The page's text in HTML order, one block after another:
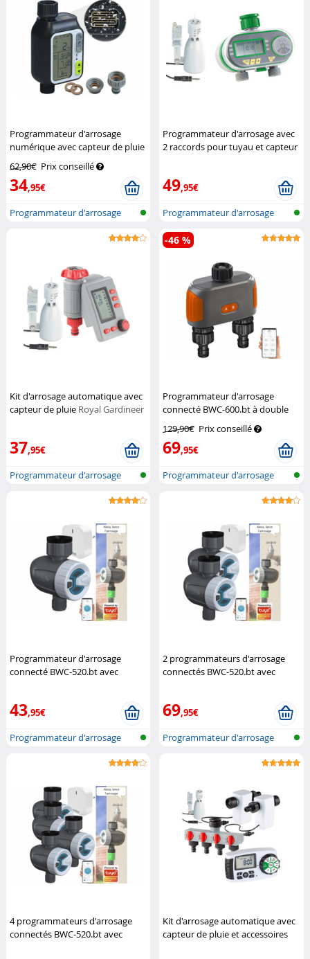
Programmateur d'arrosage
numérique avec capteur de pluie
62,90€ Prix conseillé
34,95€
Programmateur d'arrosage
Programmateur d'arrosage avec
2 raccords pour tuyau et capteur
49,95€
Programmateur d'arrosage
avec capte...
Kit d'arrosage automatique avec
capteur de pluie Royal Gardineer
37,95€
Programmateur d'arrosage
Programmateur d'arrosage
connecté BWC-600.bt à double
Royal Gardineer
129,90€ Prix conseillé
69,95€
-46 %
Programmateur d'arrosage
Programmateur d'arrosage
connecté BWC-520.bt avec
43,95€
Programmateur d'arrosage
2 programmateurs d'arrosage
connectés BWC-520.bt avec
69,95€
Programmateur d'arrosage
4 programmateurs d'arrosage
connectés BWC-520.bt avec
Kit d'arrosage automatique avec
capteur de pluie et accessoires